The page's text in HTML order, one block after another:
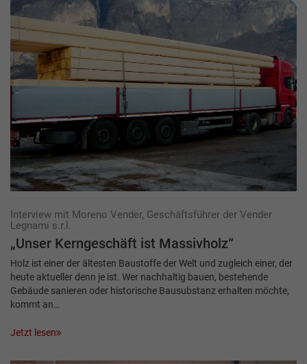
Interview mit Moreno Vender, Geschäftsführer der Vender
Legnami s.r.l.
„Unser Kerngeschäft ist Massivholz“
Holz ist einer der ältesten Baustoffe der Welt und zugleich einer, der
heute aktueller denn je ist. Wer nachhaltig bauen, bestehende
Gebäude sanieren oder historische Bausubstanz erhalten möchte,
kommt an…
Jetzt lesen